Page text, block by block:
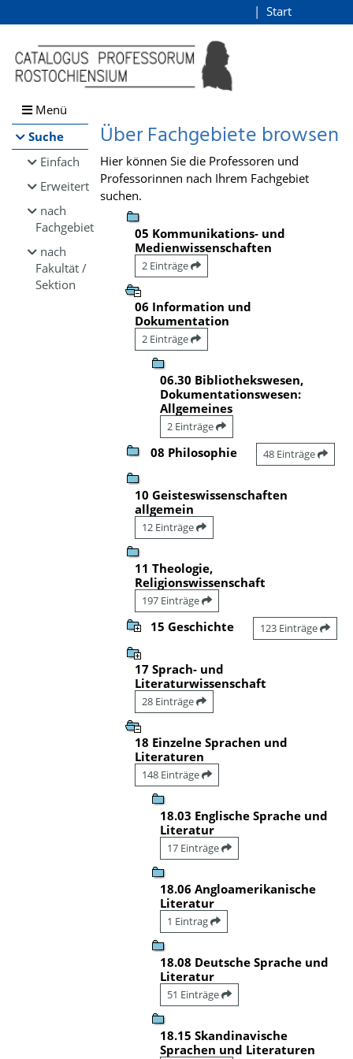
Browsen
direkt zum Inhalt
Start
Menü
Suche
Einfach
Erweitert
nach
Fachgebiet
nach
Fakultät /
Sektion
Über Fachgebiete browsen
Hier können Sie die Professoren und
Professorinnen nach Ihrem Fachgebiet
suchen.
05 Kommunikations- und
Medienwissenschaften
2 Einträge
06 Information und
Dokumentation
2 Einträge
06.30 Bibliothekswesen,
Dokumentationswesen:
Allgemeines
2 Einträge
08 Philosophie 48 Einträge
10 Geisteswissenschaften
allgemein
12 Einträge
11 Theologie,
Religionswissenschaft
197 Einträge
15 Geschichte 123 Einträge
17 Sprach- und
Literaturwissenschaft
28 Einträge
18 Einzelne Sprachen und
Literaturen
148 Einträge
18.03 Englische Sprache und
Literatur
17 Einträge
18.06 Angloamerikanische
Literatur
1 Eintrag
18.08 Deutsche Sprache und
Literatur
51 Einträge
18.15 Skandinavische
Sprachen und Literaturen